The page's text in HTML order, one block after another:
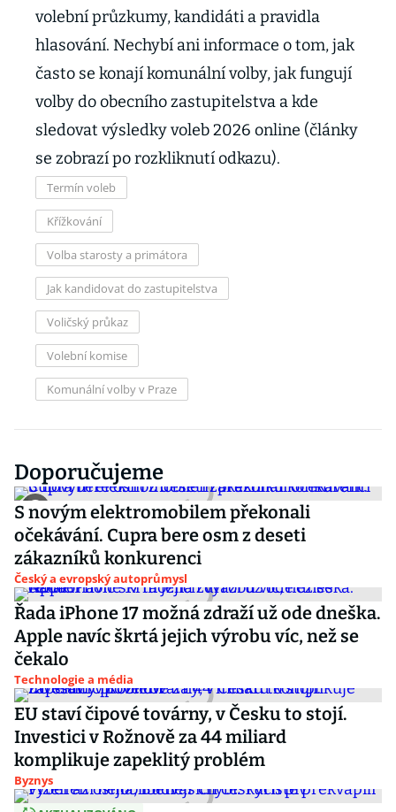
volební průzkumy, kandidáti a pravidla
hlasování. Nechybí ani informace o tom, jak
často se konají komunální volby, jak fungují
volby do obecního zastupitelstva a kde
sledovat výsledky voleb 2026 online (články
se zobrazí po rozkliknutí odkazu).
Termín voleb
Křížkování
Volba starosty a primátora
Jak kandidovat do zastupitelstva
Voličský průkaz
Volební komise
Komunální volby v Praze
Doporučujeme
S novým elektromobilem překonali
očekávání. Cupra bere osm z deseti
zákazníků konkurenci
Český a evropský autoprůmysl
Řada iPhone 17 možná zdraží už ode dneška.
Apple navíc škrtá jejich výrobu víc, než se
čekalo
Technologie a média
EU staví čipové továrny, v Česku to stojí.
Investici v Rožnově za 44 miliard
komplikuje zapeklitý problém
Byznys